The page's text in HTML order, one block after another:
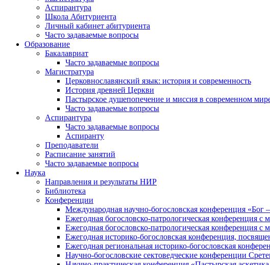
Аспирантура
Школа Абитуриента
Личный кабинет абитуриента
Часто задаваемые вопросы
Образование
Бакалавриат
Часто задаваемые вопросы
Магистратура
Церковнославянский язык: история и современность
История древней Церкви
Пастырское душепопечение и миссия в современном
Часто задаваемые вопросы
Аспирантура
Часто задаваемые вопросы
Аспиранту
Преподаватели
Расписание занятий
Часто задаваемые вопросы
Наука
Направления и результаты НИР
Библиотека
Конференции
Международная научно-богословская конференция
Ежегодная богословско-патрологическая конференция
Ежегодная богословско-патрологическая конференция
Ежегодная историко-богословская конференция,
Ежегодная региональная историко-богословская
Научно-богословские сектоведческие конференции